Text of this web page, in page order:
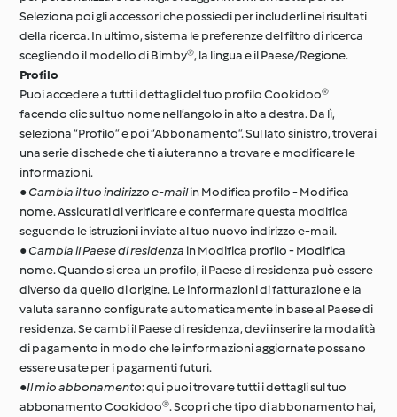
Seleziona poi gli accessori che possiedi per includerli nei risultati
della ricerca. In ultimo, sistema le preferenze del filtro di ricerca
scegliendo il modello di Bimby®, la lingua e il Paese/Regione.
Profilo
Puoi accedere a tutti i dettagli del tuo profilo Cookidoo®
facendo clic sul tuo nome nell’angolo in alto a destra. Da lì,
seleziona “Profilo” e poi “Abbonamento”. Sul lato sinistro, troverai
una serie di schede che ti aiuteranno a trovare e modificare le
informazioni.
●Cambia il tuo indirizzo e-mailin Modifica profilo - Modifica
nome. Assicurati di verificare e confermare questa modifica
seguendo le istruzioni inviate al tuo nuovo indirizzo e-mail.
●Cambia il Paese di residenza in Modifica profilo - Modifica
nome. Quando si crea un profilo, il Paese di residenza può essere
diverso da quello di origine. Le informazioni di fatturazione e la
valuta saranno configurate automaticamente in base al Paese di
residenza. Se cambi il Paese di residenza, devi inserire la modalità
di pagamento in modo che le informazioni aggiornate possano
essere usate per i pagamenti futuri.
●Il mio abbonamento: qui puoi trovare tutti i dettagli sul tuo
abbonamento Cookidoo®. Scopri che tipo di abbonamento hai,